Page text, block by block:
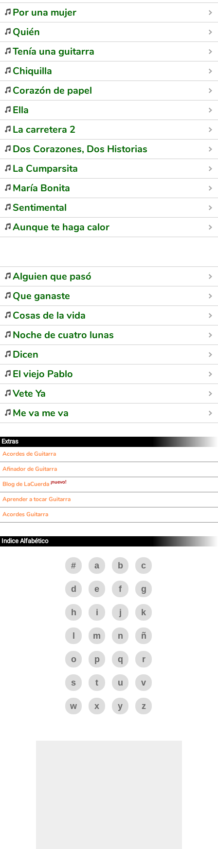
Por una mujer
Quién
Tenía una guitarra
Chiquilla
Corazón de papel
Ella
La carretera 2
Dos Corazones, Dos Historias
La Cumparsita
María Bonita
Sentimental
Aunque te haga calor
Alguien que pasó
Que ganaste
Cosas de la vida
Noche de cuatro lunas
Dicen
El viejo Pablo
Vete Ya
Me va me va
Extras
Acordes de Guitarra
Afinador de Guitarra
Blog de LaCuerda ¡nuevo!
Aprender a tocar Guitarra
Acordes Guitarra
Indice Alfabético
# a b c
d e f g
h i j k
m n ñ
o p q r
s t u v
w x y z